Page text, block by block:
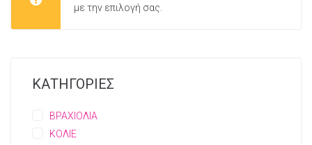
με την επιλογή σας.
ΚΑΤΗΓΟΡΙΕΣ
ΒΡΑΧΙΟΛΙΑ
ΚΟΛΙΕ